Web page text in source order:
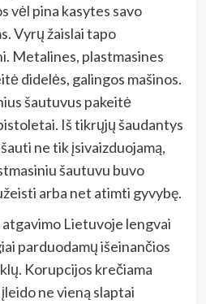
vėl pina kasytes savo
Vyrų žaislai tapo
Metalines, plastmasines
didelės, galingos mašinos.
šautuvus pakeitė
Iš tikrųjų šaudantys
ne tik įsivaizduojamą,
šautuvu buvo
arba net atimti gyvybę.
Lietuvoje lengvai
parduodamų išeinančios
Korupcijos krečiama
ne vieną slaptai